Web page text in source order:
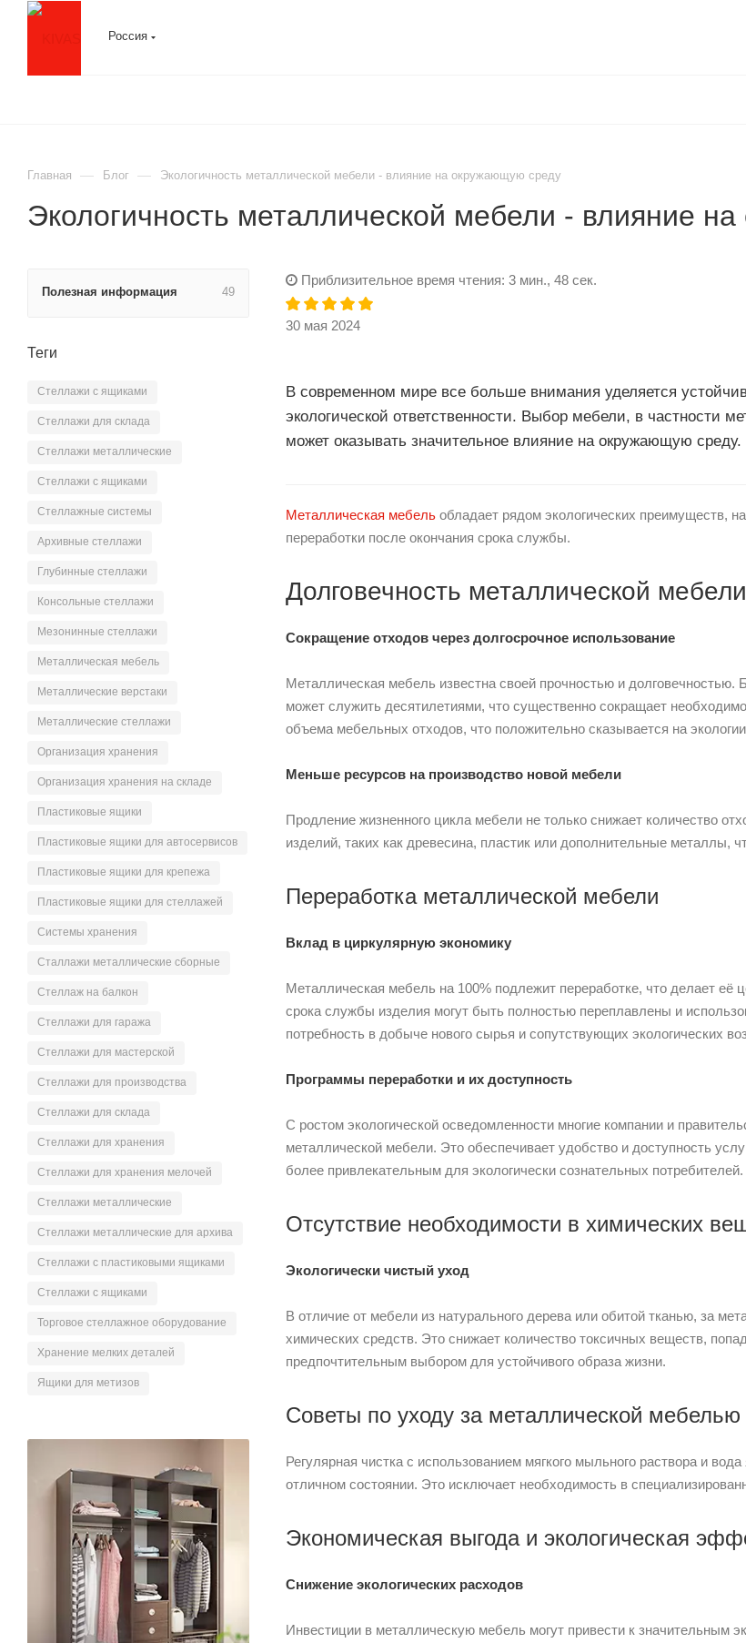
Россия
Главная — Блог — Экологичность металлической мебели - влияние на окружающую среду
Экологичность металлической мебели - влияние
Приблизительное время чтения: 3 мин., 48 сек.
30 мая 2024
В современном мире все больше внимания уделяется
экологической ответственности. Выбор мебели, в частности
может оказывать значительное влияние на окружающую среду.
Металлическая мебель обладает рядом экологических преимуществ,
переработки после окончания срока службы.
Долговечность металлической мебели
Сокращение отходов через долгосрочное использование
Металлическая мебель известна своей прочностью и
может служить десятилетиями, что существенно сокращает
объема мебельных отходов, что положительно сказывается на
Меньше ресурсов на производство новой мебели
Продление жизненного цикла мебели не только снижает количество
изделий, таких как древесина, пластик или дополнительные металлы,
Переработка металлической мебели
Вклад в циркулярную экономику
Металлическая мебель на 100% подлежит переработке, что делает
срока службы изделия могут быть полностью переплавлены и
потребность в добыче нового сырья и сопутствующих экологических
Программы переработки и их доступность
С ростом экологической осведомленности многие компании и
металлической мебели. Это обеспечивает удобство и доступность
более привлекательным для экологически сознательных потребителей.
Отсутствие необходимости в химических
Экологически чистый уход
В отличие от мебели из натурального дерева или обитой тканью, за
химических средств. Это снижает количество токсичных веществ,
предпочтительным выбором для устойчивого образа жизни.
Советы по уходу за металлической мебелью
Регулярная чистка с использованием мягкого мыльного раствора и
отличном состоянии. Это исключает необходимость в
Экономическая выгода и экологическая
Снижение экологических расходов
Инвестиции в металлическую мебель могут привести к значительным
Полезная информация 49
Теги
Cтеллажи с ящиками
Cтеллажи для склада
Cтеллажи металлические
Cтеллажи с ящиками
Cтеллажные системы
Архивные стеллажи
Глубинные стеллажи
Консольные стеллажи
Мезонинные стеллажи
Металлическая мебель
Металлические верстаки
Металлические стеллажи
Организация хранения
Организация хранения на складе
Пластиковые ящики
Пластиковые ящики для автосервисов
Пластиковые ящики для крепежа
Пластиковые ящики для стеллажей
Системы хранения
Сталлажи металлические сборные
Стеллаж на балкон
Стеллажи для гаража
Стеллажи для мастерской
Стеллажи для производства
Стеллажи для склада
Стеллажи для хранения
Стеллажи для хранения мелочей
Стеллажи металлические
Стеллажи металлические для архива
Стеллажи с пластиковыми ящиками
Стеллажи с ящиками
Торговое стеллажное оборудование
Хранение мелких деталей
Ящики для метизов